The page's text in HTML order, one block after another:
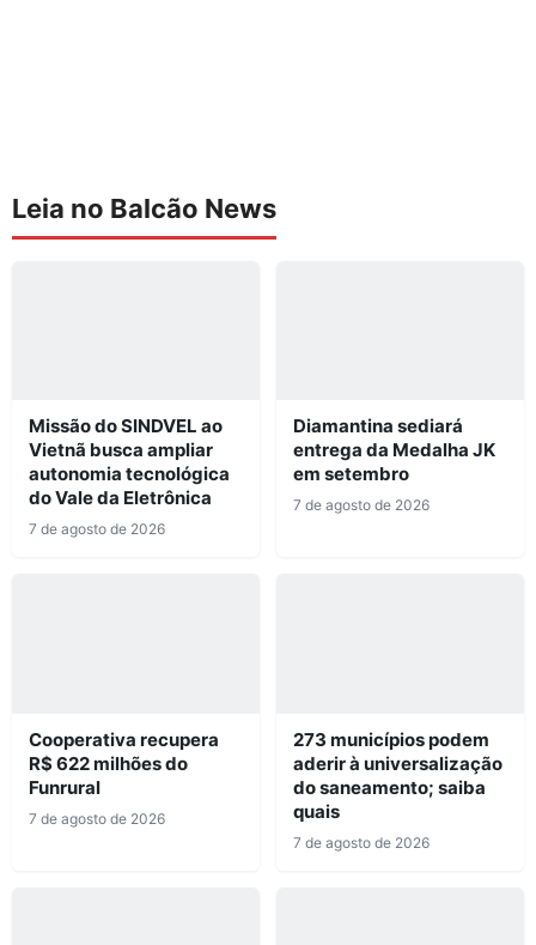
Leia no Balcão News
Missão do SINDVEL ao
Vietnã busca ampliar
autonomia tecnológica
do Vale da Eletrônica
7 de agosto de 2026
Diamantina sediará
entrega da Medalha JK
em setembro
7 de agosto de 2026
Cooperativa recupera
R$ 622 milhões do
Funrural
7 de agosto de 2026
273 municípios podem
aderir à universalização
do saneamento; saiba
quais
7 de agosto de 2026